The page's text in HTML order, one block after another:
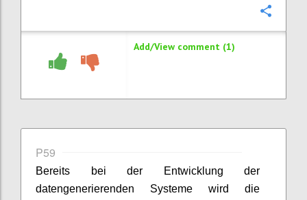
Add/View comment (1)
P59
Bereits bei der Entwicklung der
datengenerierenden Systeme wird die